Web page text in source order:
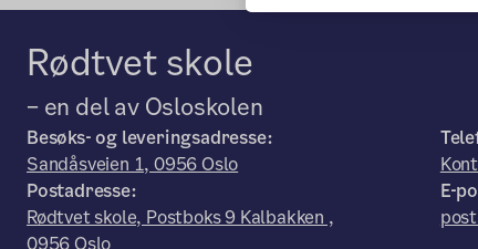
Rødtvet skole
– en del av Osloskolen
Besøks- og leveringsadresse:
Sandåsveien 1, 0956 Oslo
Postadresse:
Rødtvet skole, Postboks 9 Kalbakken ,
E-